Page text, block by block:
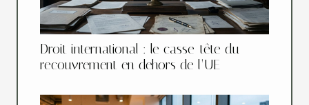
Droit international : le casse-tête du
recouvrement en dehors de l’UE